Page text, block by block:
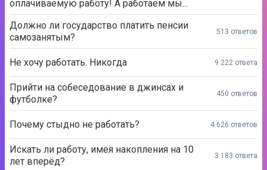
оплачиваемую работу! А работаем мы...
Должно ли государство платить пенсии
самозанятым?
513 ответов
Не хочу работать. Никогда 9 222 ответа
Прийти на собеседование в джинсах и
футболке?
450 ответов
Почему стыдно не работать? 4 626 ответов
Искать ли работу, имея накопления на 10
лет вперёд?
3 183 ответа